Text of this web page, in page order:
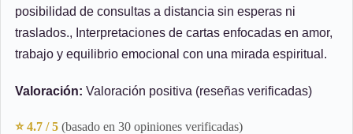
posibilidad de consultas a distancia sin esperas ni
traslados., Interpretaciones de cartas enfocadas en amor,
trabajo y equilibrio emocional con una mirada espiritual.
Valoración: Valoración positiva (reseñas verificadas)
⭐ 4.7 / 5 (basado en 30 opiniones verificadas)